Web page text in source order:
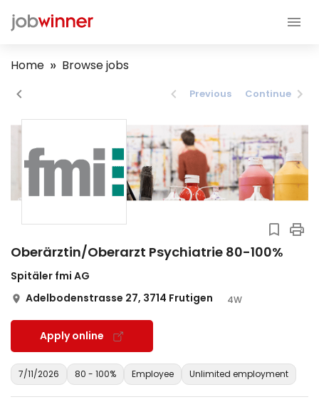
Home Browse jobs
Previous Continue
Oberärztin/Oberarzt Psychiatrie 80-100%
Spitäler fmi AG
Adelbodenstrasse 27, 3714 Frutigen
4W
Apply online
7/11/2026 80 - 100% Employee Unlimited employment